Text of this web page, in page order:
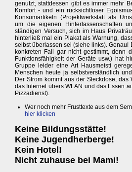
genutzt, stattdessen gibt es immer mehr
Komfort - und ein rücksichtloser
Konsumartikeln (Projektwerkstatt als
um die eigenen Hinterlassenschaften
ständigen Versuch, sich im Haus
hinterließ mal ein Plakat als Warnung,
selbst überlassen sei (siehe links). Genau!
konkreten Fall gar nicht gestimmt, denn
Funktionsfähigkeit der Geräte usw.) hat
Gruppe leider eine Art Hausmeisti
Menschen heute ja selbstverständlich
Der Strom kommt aus der Steckdose,
das Internet übers WLAN und das Essen
Pizzadienst).
Wer noch mehr Frusttexte aus dem
hier klicken
Keine Bildungsstätte!
Keine Jugendherberge!
Kein Hotel!
Nicht zuhause bei Mami!